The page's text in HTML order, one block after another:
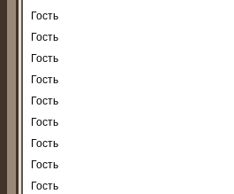
Гость
Гость
Гость
Гость
Гость
Гость
Гость
Гость
Гость